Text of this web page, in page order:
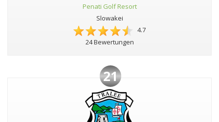
Penati Golf Resort
Slowakei
4.7
24 Bewertungen
21